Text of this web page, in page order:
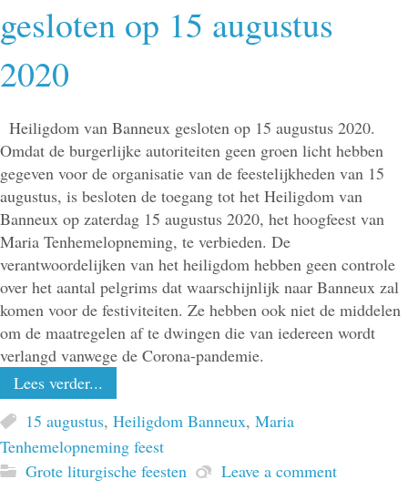
gesloten op 15 augustus
2020
Heiligdom van Banneux gesloten op 15 augustus 2020.
Omdat de burgerlijke autoriteiten geen groen licht hebben
gegeven voor de organisatie van de feestelijkheden van 15
augustus, is besloten de toegang tot het Heiligdom van
Banneux op zaterdag 15 augustus 2020, het hoogfeest van
Maria Tenhemelopneming, te verbieden. De
verantwoordelijken van het heiligdom hebben geen controle
over het aantal pelgrims dat waarschijnlijk naar Banneux zal
komen voor de festiviteiten. Ze hebben ook niet de middelen
om de maatregelen af te dwingen die van iedereen wordt
verlangd vanwege de Corona-pandemie.
Lees verder...
15 augustus, Heiligdom Banneux, Maria
Tenhemelopneming feest
Grote liturgische feesten
Leave a comment